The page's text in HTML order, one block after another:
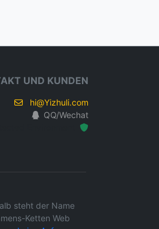
UND KUNDEN
hi@Yizhuli.com
QQ/Wechat
steht der Name
Ketten Web